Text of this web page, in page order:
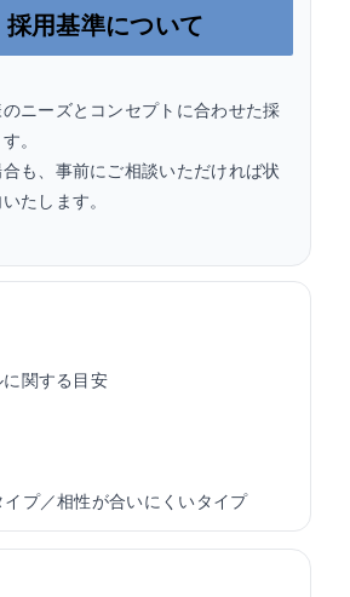
用基準について
ニーズとコンセプトに合わせた採
。
も、事前にご相談いただければ状
たします。
関する目安
プ／相性が合いにくいタイプ